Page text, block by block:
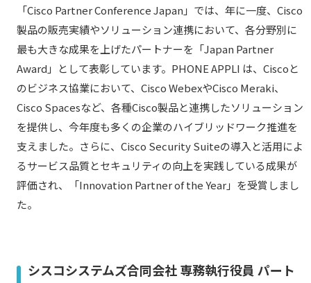
「Cisco Partner Conference Japan」では、年に一度、Cisco
製品の販売実績やソリューション連携において、各分野別に
最も大きな成果を上げたパートナーを「Japan Partner
Award」として表彰しています。PHONE APPLI は、Ciscoと
のビジネス協業において、Cisco WebexやCisco Meraki、
Cisco Spacesなど、各種Cisco製品と連携したソリューション
を提供し、今年度も多くの企業のハイブリッドワーク推進を
支えました。さらに、Cisco Security Suiteの導入と活用によ
るサービス品質とセキュリティの向上を実践している成果が
評価され、「Innovation Partner of the Year」を受賞しまし
た。
シスコシステムズ合同会社 専務執行役員 パート